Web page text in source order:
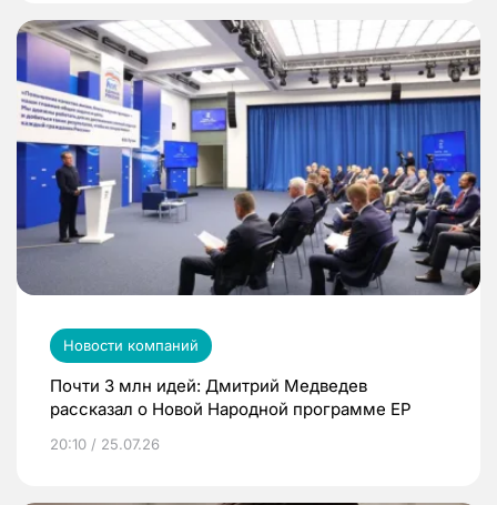
Новости компаний
Почти 3 млн идей: Дмитрий Медведев
рассказал о Новой Народной программе ЕР
20:10 / 25.07.26